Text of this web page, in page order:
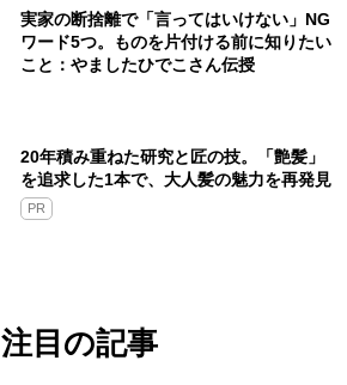
実家の断捨離で「言ってはいけない」NG
ワード5つ。ものを片付ける前に知りたい
こと：やましたひでこさん伝授
20年積み重ねた研究と匠の技。「艶髪」
を追求した1本で、大人髪の魅力を再発見
PR
注目の記事